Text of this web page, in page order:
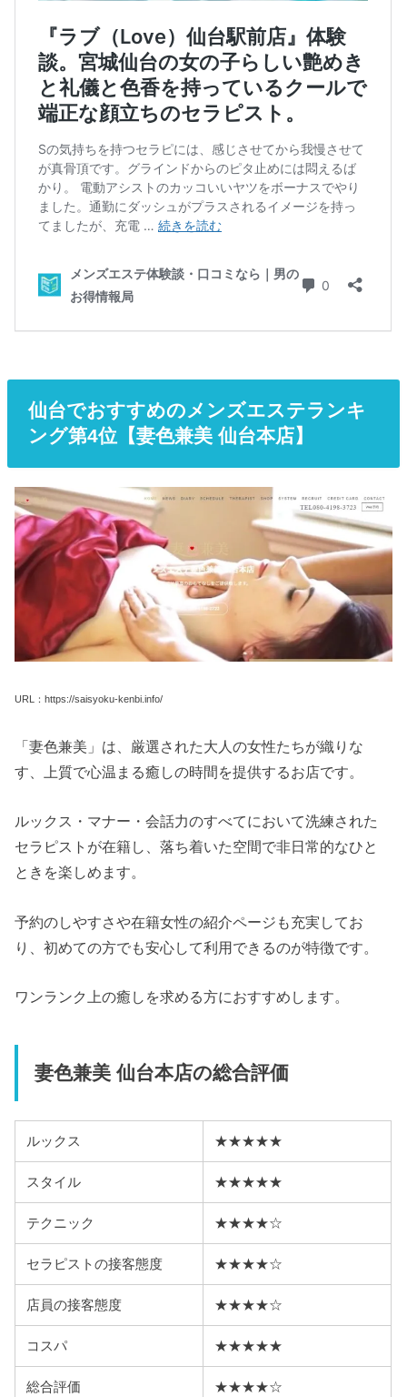
仙台でおすすめのメンズエステランキ
ング第4位【妻色兼美 仙台本店】
URL：https://saisyoku-kenbi.info/
「妻色兼美」は、厳選された大人の女性たちが織りな
す、上質で心温まる癒しの時間を提供するお店です。
ルックス・マナー・会話力のすべてにおいて洗練された
セラピストが在籍し、落ち着いた空間で非日常的なひと
ときを楽しめます。
予約のしやすさや在籍女性の紹介ページも充実してお
り、初めての方でも安心して利用できるのが特徴です。
ワンランク上の癒しを求める方におすすめします。
妻色兼美 仙台本店の総合評価
ルックス ★★★★★
スタイル ★★★★★
テクニック ★★★★☆
セラピストの接客態度 ★★★★☆
店員の接客態度 ★★★★☆
コスパ ★★★★★
総合評価 ★★★★☆